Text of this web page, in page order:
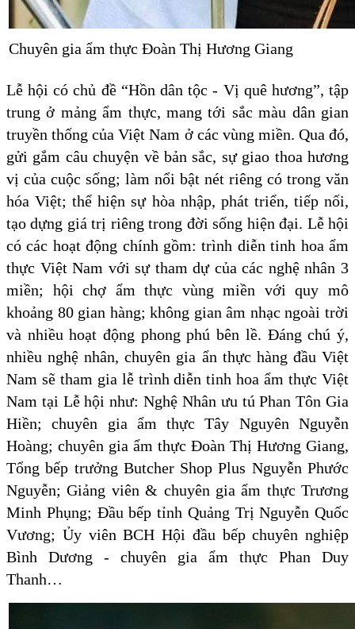
Chuyên gia ẩm thực Đoàn Thị Hương Giang
Lễ hội có chủ đề “Hồn dân tộc - Vị quê hương”, tập
trung ở mảng ẩm thực, mang tới sắc màu dân gian
truyền thống của Việt Nam ở các vùng miền. Qua đó,
gửi gắm câu chuyện về bản sắc, sự giao thoa hương
vị của cuộc sống; làm nổi bật nét riêng có trong văn
hóa Việt; thể hiện sự hòa nhập, phát triển, tiếp nối,
tạo dựng giá trị riêng trong đời sống hiện đại. Lễ hội
có các hoạt động chính gồm: trình diễn tinh hoa ẩm
thực Việt Nam với sự tham dự của các nghệ nhân 3
miền; hội chợ ẩm thực vùng miền với quy mô
khoảng 80 gian hàng; không gian âm nhạc ngoài trời
và nhiều hoạt động phong phú bên lề. Đáng chú ý,
nhiều nghệ nhân, chuyên gia ẩn thực hàng đầu Việt
Nam sẽ tham gia lễ trình diễn tinh hoa ẩm thực Việt
Nam tại Lễ hội như: Nghệ Nhân ưu tú Phan Tôn Gia
Hiền; chuyên gia ẩm thực Tây Nguyên Nguyễn
Hoàng; chuyên gia ẩm thực Đoàn Thị Hương Giang,
Tổng bếp trưởng Butcher Shop Plus Nguyễn Phước
Nguyễn; Giảng viên & chuyên gia ẩm thực Trương
Minh Phụng; Đầu bếp tỉnh Quảng Trị Nguyễn Quốc
Vương; Ủy viên BCH Hội đầu bếp chuyên nghiệp
Bình Dương - chuyên gia ẩm thực Phan Duy
Thanh…